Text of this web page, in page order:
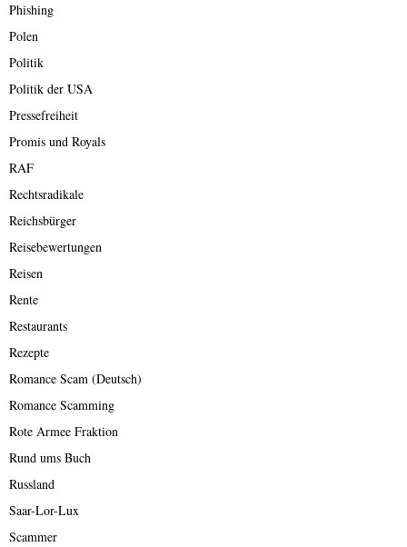
Phishing
Polen
Politik
Politik der USA
Pressefreiheit
Promis und Royals
RAF
Rechtsradikale
Reichsbürger
Reisebewertungen
Reisen
Rente
Restaurants
Rezepte
Romance Scam (Deutsch)
Romance Scamming
Rote Armee Fraktion
Rund ums Buch
Russland
Saar-Lor-Lux
Scammer